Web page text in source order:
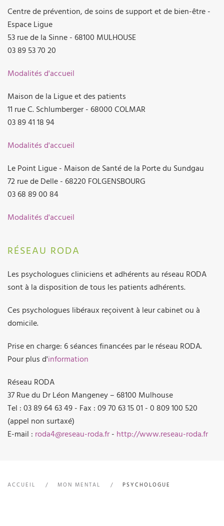
Centre de prévention, de soins de support et de bien-être -
Espace Ligue
53 rue de la Sinne - 68100 MULHOUSE
03 89 53 70 20
Modalités d'accueil
Maison de la Ligue et des patients
11 rue C. Schlumberger - 68000 COLMAR
03 89 41 18 94
Modalités d'accueil
Le Point Ligue - Maison de Santé de la Porte du Sundgau
72 rue de Delle - 68220 FOLGENSBOURG
03 68 89 00 84
Modalités d'accueil
RÉSEAU RODA
Les psychologues cliniciens et adhérents au réseau RODA
sont à la disposition de tous les patients adhérents.
Ces psychologues libéraux reçoivent à leur cabinet ou à
domicile.
Prise en charge: 6 séances financées par le réseau RODA.
Pour plus d'information
Réseau RODA
37 Rue du Dr Léon Mangeney – 68100 Mulhouse
Tel : 03 89 64 63 49 - Fax : 09 70 63 15 01 - 0 809 100 520
(appel non surtaxé)
E-mail : roda4@reseau-roda.fr - http://www.reseau-roda.fr
ACCUEIL MON MENTAL PSYCHOLOGUE